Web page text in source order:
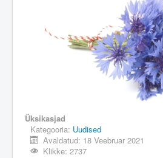
Üksikasjad
Kategooria: Uudised
Avaldatud: 18 Veebruar 2021
Klikke: 2737